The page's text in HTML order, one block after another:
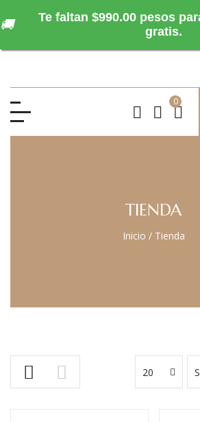
0
TIENDA
Inicio / Tienda
20
🚚
Te faltan $990.00 pesos
gratis.